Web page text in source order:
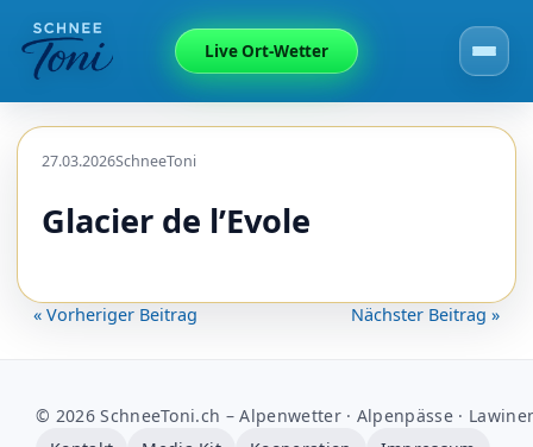
Live Ort-Wetter
27.03.2026SchneeToni
Glacier de l’Evole
« Vorheriger Beitrag Nächster Beitrag »
© 2026 SchneeToni.ch – Alpenwetter · Alpenpässe ·